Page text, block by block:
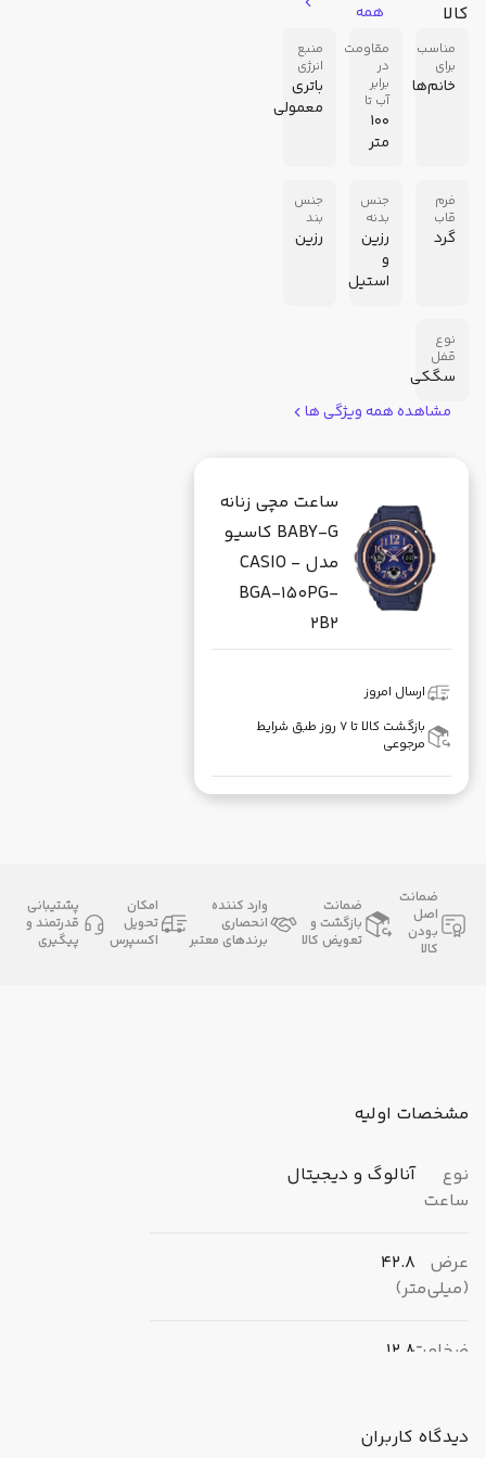
کالا
همه
مناسب
برای
خانم‌ها
مقاومت
در
برابر
آب تا
100
متر
منبع
انرژی
باتری
معمولی
فرم
قاب
گرد
جنس
بدنه
رزین
و
استیل
جنس
بند
رزین
نوع
قفل
سگکی
مشاهده همه ویژگی ها
ساعت مچی زنانه
BABY-G کاسیو
مدل CASIO -
BGA-150PG-
2B2
ارسال امروز
بازگشت کالا تا ۷ روز طبق شرایط
مرجوعی
ضمانت
اصل
بودن
کالا
ضمانت
بازگشت و
تعویض کالا
وارد کننده
انحصاری
برندهای معتبر
امکان
تحویل
اکسپرس
پشتیبانی
قدرتمند و
پیگیری
مشخصات اولیه
نوع
ساعت
آنالوگ و دیجیتال
عرض
(میلی‌متر)
42.8
ضخامت12.8
برند کاسیو (CASIO)
دیدگاه کاربران